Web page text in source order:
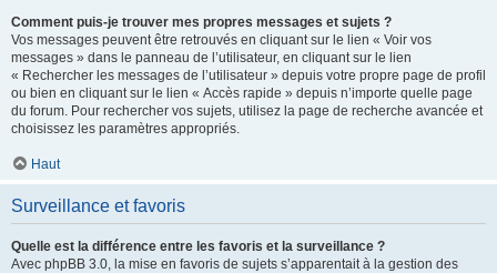
Comment puis-je trouver mes propres messages et sujets ?
Vos messages peuvent être retrouvés en cliquant sur le lien « Voir vos
messages » dans le panneau de l’utilisateur, en cliquant sur le lien
« Rechercher les messages de l’utilisateur » depuis votre propre page de profil
ou bien en cliquant sur le lien « Accès rapide » depuis n’importe quelle page
du forum. Pour rechercher vos sujets, utilisez la page de recherche avancée et
choisissez les paramètres appropriés.
Haut
Surveillance et favoris
Quelle est la différence entre les favoris et la surveillance ?
Avec phpBB 3.0, la mise en favoris de sujets s’apparentait à la gestion des